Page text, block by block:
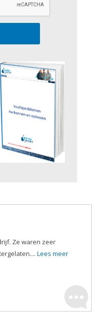
Ze waren zeer
Lees meer